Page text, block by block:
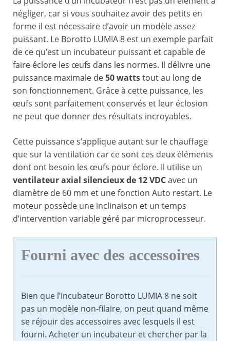
négliger, car si vous souhaitez avoir des petits en
forme il est nécessaire d’avoir un modèle assez
puissant. Le Borotto LUMIA 8 est un exemple parfait
de ce qu’est un incubateur puissant et capable de
faire éclore les œufs dans les normes. Il délivre une
puissance maximale de50 wattstout au long de
son fonctionnement. Grâce à cette puissance, les
œufs sont parfaitement conservés et leur éclosion
ne peut que donner des résultats incroyables.
Cette puissance s’applique autant sur le chauffage
que sur la ventilation car ce sont ces deux éléments
dont ont besoin les œufs pour éclore. Il utilise un
ventilateur axial silencieux de 12 VDCavec un
diamètre de 60 mm et une fonction Auto restart. Le
moteur possède une inclinaison et un temps
d’intervention variable géré par microprocesseur.
Fourni avec des accessoires
Bien que l’incubateur Borotto LUMIA 8 ne soit
pas un modèle non-filaire, on peut quand même
se réjouir des accessoires avec lesquels il est
fourni. Acheter un incubateur et chercher par la